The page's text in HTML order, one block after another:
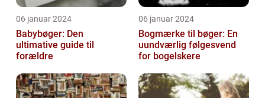
06 januar 2024
Babybøger: Den
ultimative guide til
forældre
06 januar 2024
Bogmærke til bøger: En
uundværlig følgesvend
for bogelskere